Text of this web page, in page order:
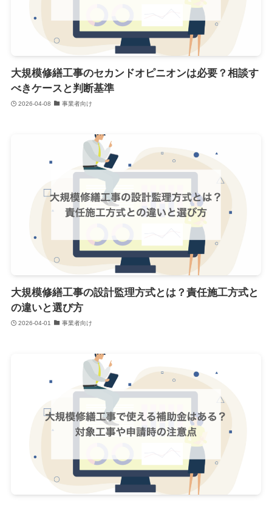
大規模修繕工事のセカンドオピニオンは必要？相談す
べきケースと判断基準
2026-04-08 事業者向け
大規模修繕工事の設計監理方式とは？責任施工方式と
の違いと選び方
2026-04-01 事業者向け